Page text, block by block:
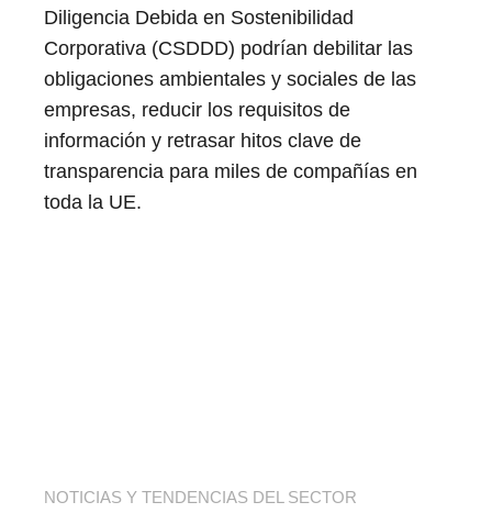
Diligencia Debida en Sostenibilidad
Corporativa (CSDDD) podrían debilitar las
obligaciones ambientales y sociales de las
empresas, reducir los requisitos de
información y retrasar hitos clave de
transparencia para miles de compañías en
toda la UE.
NOTICIAS Y TENDENCIAS DEL SECTOR